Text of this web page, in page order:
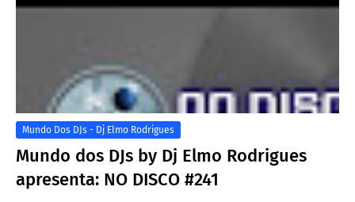
Mundo Dos DJs - Dj Elmo Rodrigues
Mundo dos DJs by Dj Elmo Rodrigues
apresenta: NO DISCO #241